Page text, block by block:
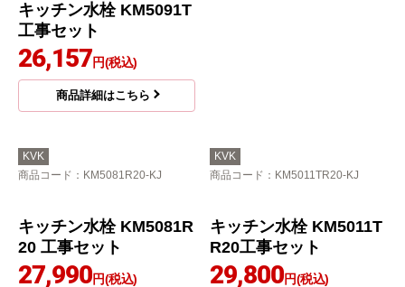
キッチン水栓 KM5091T
工事セット
26,157円(税込)
商品詳細はこちら
KVK
商品コード ：KM5081R20-KJ
KVK
商品コード ：KM5011TR20-KJ